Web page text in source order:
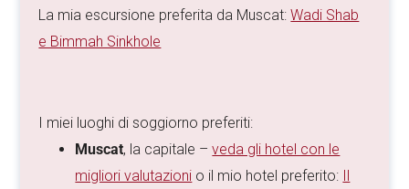
La mia escursione preferita da Muscat:Wadi Shab
e Bimmah Sinkhole
I miei luoghi di soggiorno preferiti:
Muscat, la capitale –veda gli hotel con le
migliori valutazioni o il mio hotel preferito: